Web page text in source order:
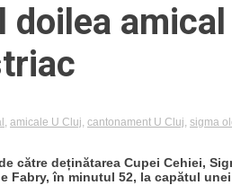
doilea
amicale U Cluj cantonament U Cluj sigma
către deținătarea Cupei Cehiei,
Fabry, în minutul 52, la capătul